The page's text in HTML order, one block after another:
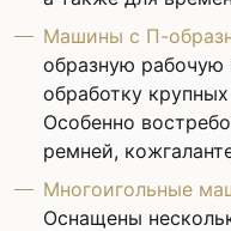
Машины с П-
образную рабочую
обработку
Особенно
ремней,
Многоигольные
Оснащены